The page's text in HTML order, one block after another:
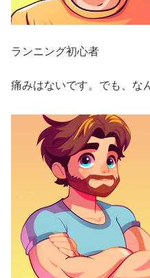
ランニング初心者
痛みはないです。でも、な